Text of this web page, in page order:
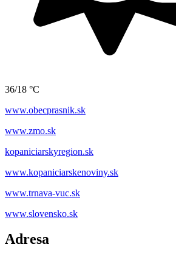
36/18 °C
www.obecprasnik.sk
www.zmo.sk
kopaniciarskyregion.sk
www.kopaniciarskenoviny.sk
www.trnava-vuc.sk
www.slovensko.sk
Adresa